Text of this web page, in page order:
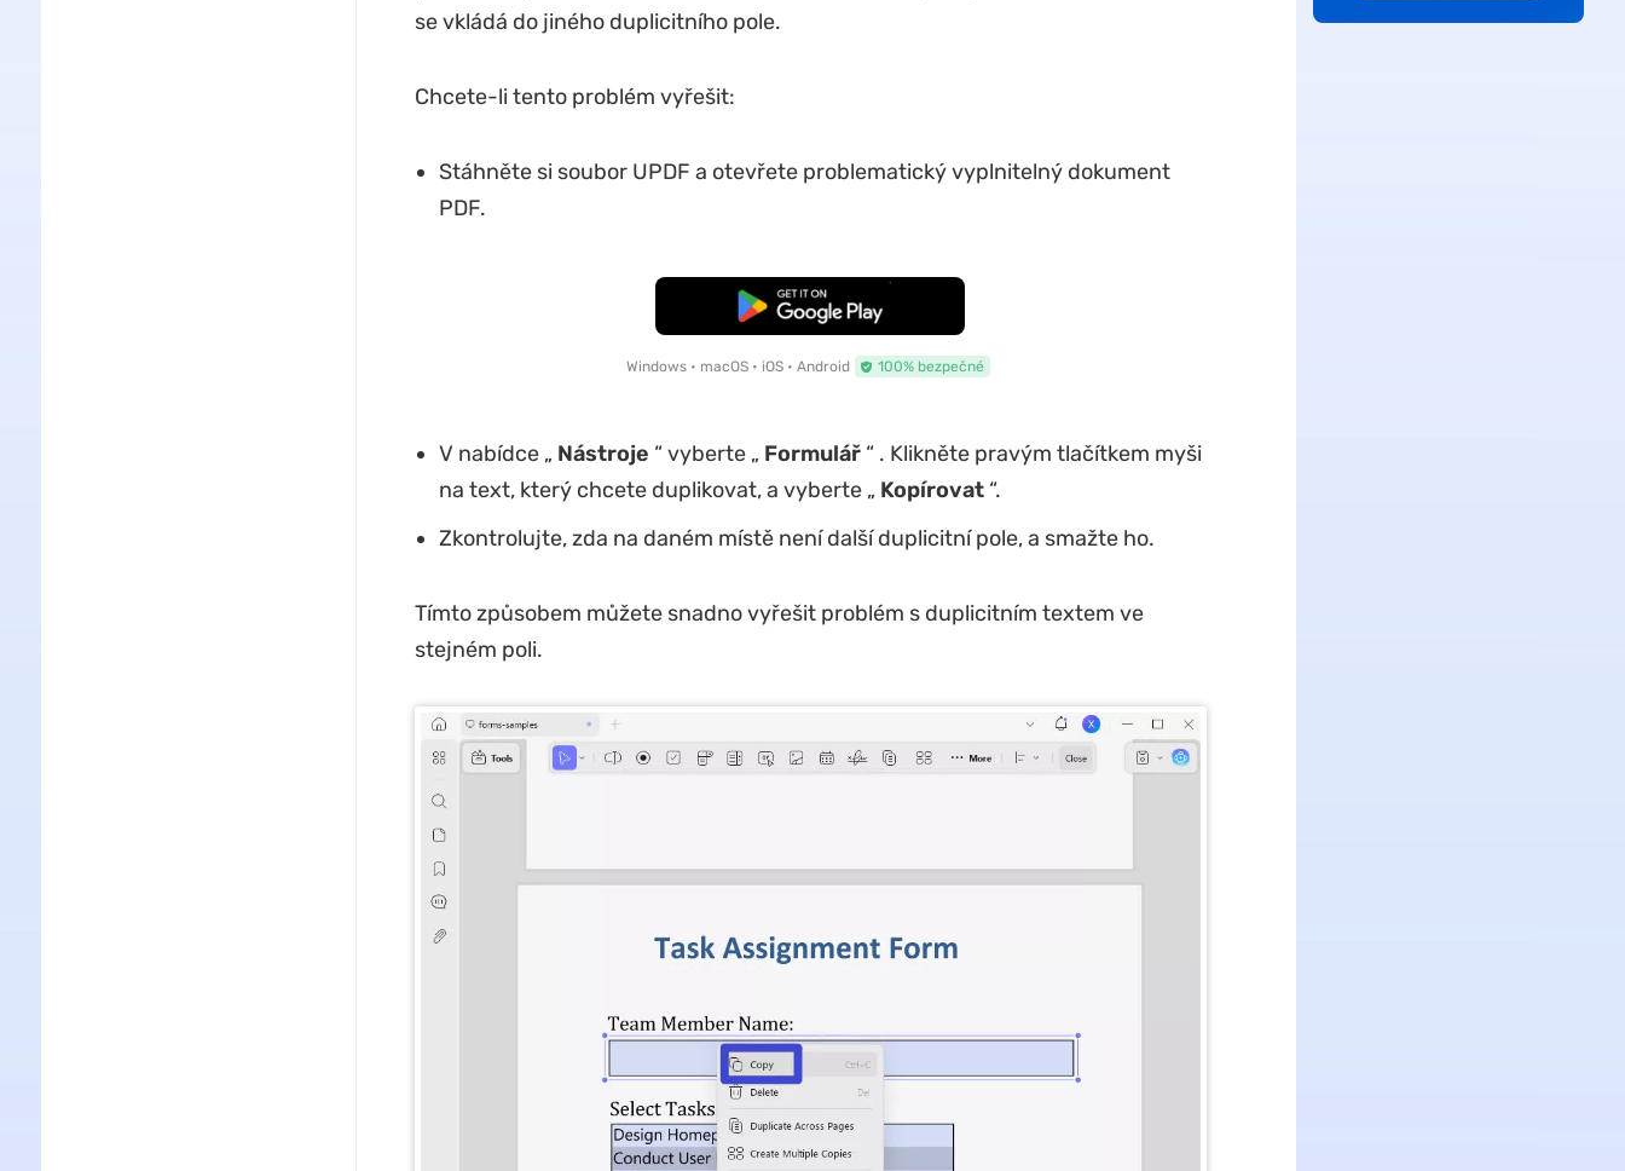
se vkládá do jiného duplicitního pole.
Chcete-li tento problém vyřešit:
Stáhněte si soubor UPDF a otevřete problematický vyplnitelný dokument
PDF.
Bezplatné stažení
Windows • macOS • iOS • Android 100% bezpečné
V nabídce „ Nástroje “ vyberte „ Formulář“ . Klikněte pravým tlačítkem myši
na text, který chcete duplikovat, a vyberte „ Kopírovat“.
Zkontrolujte, zda na daném místě není další duplicitní pole, a smažte ho.
Tímto způsobem můžete snadno vyřešit problém s duplicitním textem ve
stejném poli.